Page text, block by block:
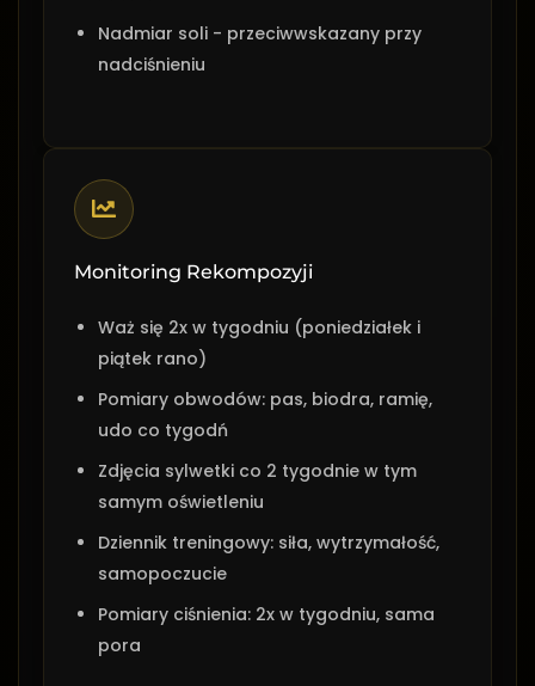
Nadmiar soli - przeciwwskazany przy
nadciśnieniu
Monitoring Rekompozyji
Waż się 2x w tygodniu (poniedziałek i
piątek rano)
Pomiary obwodów: pas, biodra, ramię,
udo co tygodń
Zdjęcia sylwetki co 2 tygodnie w tym
samym oświetleniu
Dziennik treningowy: siła, wytrzymałość,
samopoczucie
Pomiary ciśnienia: 2x w tygodniu, sama
pora